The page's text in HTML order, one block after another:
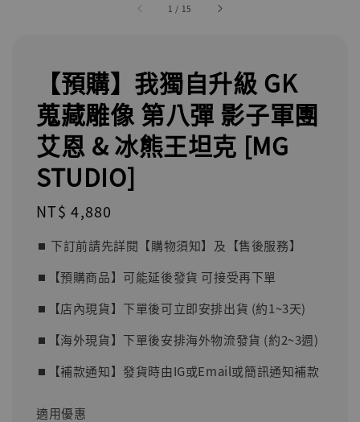
1 / 15
【預購】我獨自升級 GK
蒐藏雕像 第八彈 影子軍團
艾恩 & 冰熊王坦克 [MG
STUDIO]
Regular
NT$ 4,880
⏹︎ 下訂前請先詳閱【購物須知】及【售後服務】
⏹︎【預購商品】可能延後發貨 可接受再下單
⏹︎【店內現貨】下單後可立即安排出貨 (約1~3天)
⏹︎【海外現貨】下單後安排海外物流發貨 (約2~3週)
⏹︎【補款通知】發貨時由IG或Email或簡訊通知補款
適用優惠